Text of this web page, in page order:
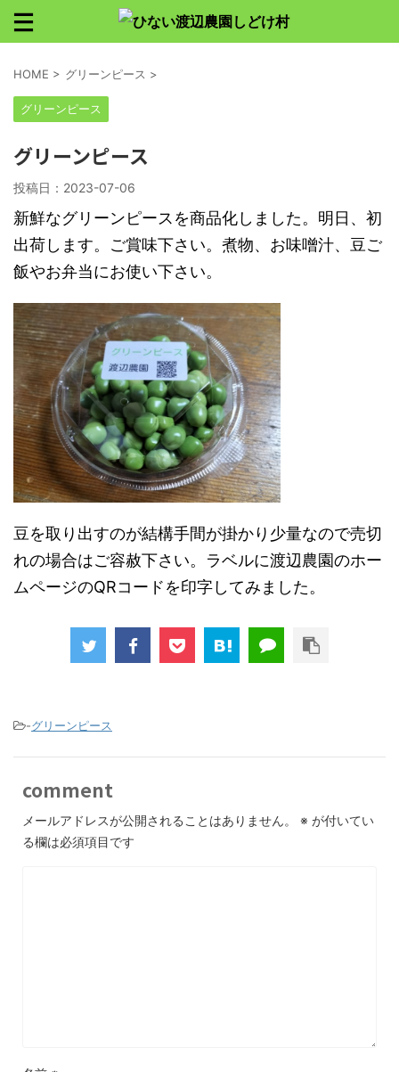
HOME > グリーンピース >
グリーンピース
グリーンピース
投稿日： 2023-07-06
新鮮なグリーンピースを商品化しました。明日、初
出荷します。ご賞味下さい。煮物、お味噌汁、豆ご
飯やお弁当にお使い下さい。
豆を取り出すのが結構手間が掛かり少量なので売切
れの場合はご容赦下さい。ラベルに渡辺農園のホー
ムページのQRコードを印字してみました。
-グリーンピース
comment
メールアドレスが公開されることはありません。 ※ が付いてい
る欄は必須項目です